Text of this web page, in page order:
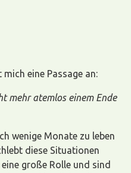
eine Passage an:
mehr atemlos einem Ende
wenige Monate zu leben
diese Situationen
große Rolle und sind